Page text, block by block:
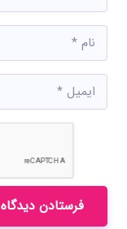
فرستادن دیدگاه